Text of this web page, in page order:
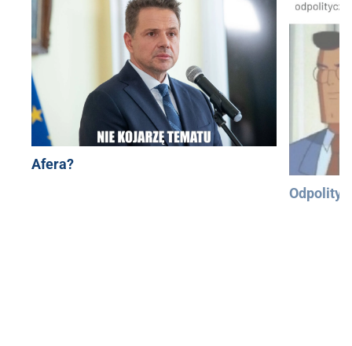
Afera?